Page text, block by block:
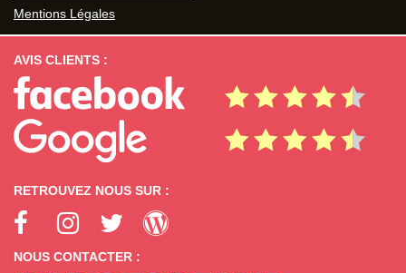
Mentions Légales
AVIS CLIENTS :
RETROUVEZ NOUS SUR :
NOUS CONTACTER :